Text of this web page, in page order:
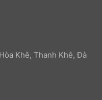
Khê, Thanh Khê, Đà